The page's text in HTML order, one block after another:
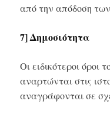
από την απόδοση
7] Δημοσιότητα
Οι ειδικότεροι όροι
αναρτώνται στις
αναγράφονται σε